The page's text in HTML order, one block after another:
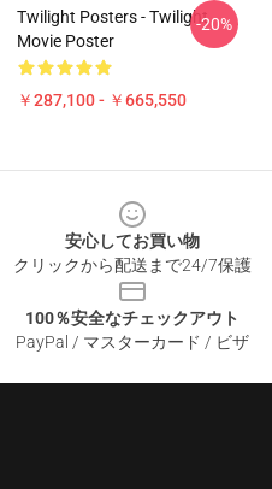
Twilight Posters - Twilight
Movie Poster
￥287,100 - ￥665,550
-20%
安心してお買い物
クリックから配送まで24/7保護
100％安全なチェックアウト
PayPal / マスターカード / ビザ